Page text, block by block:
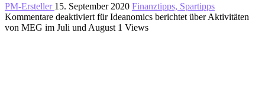
PM-Ersteller 15. September 2020 Finanztipps, Spartipps
Kommentare deaktiviert für Ideanomics berichtet über Aktivitäten
von MEG im Juli und August 1 Views